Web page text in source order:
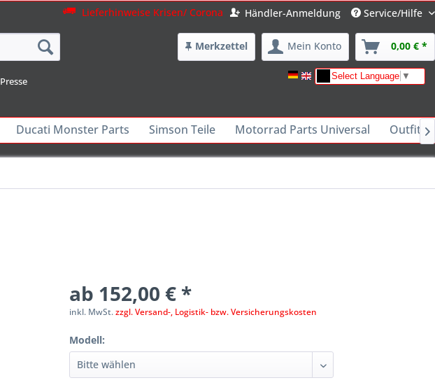
Lieferhinweise Krisen/ Corona Händler-Anmeldung Service/Hilfe
Presse
Merkzettel Mein Konto 0,00 € *
Select Language ▼
Ducati Monster Parts Simson Teile Motorrad Parts Universal Outfits -

ab 152,00 € *
inkl. MwSt.zzgl. Versand-, Logistik- bzw. Versicherungskosten
Modell: